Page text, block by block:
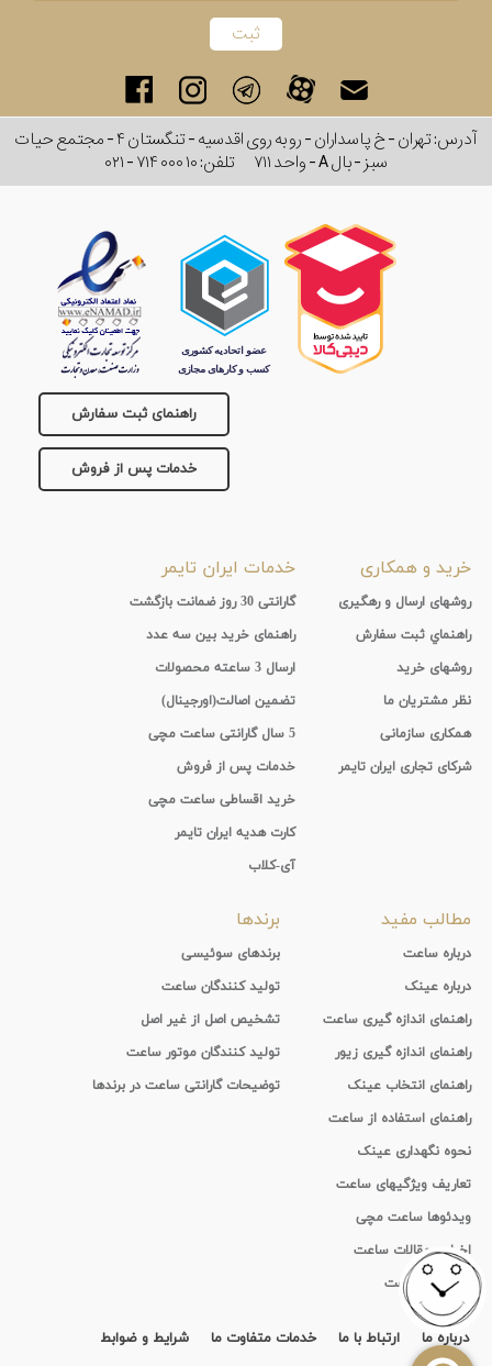
آدرس: تهران - خ پاسداران - رو به روی اقدسیه - تنگستان ۴ - مجتمع حیات
سبز - بال A - واحد ۷۱۱
تلفن:۰۲۱ - ۷۱۴ ۰۰۰ ۱۰
راهنمای ثبت سفارش
خدمات پس از فروش
خرید و همکاری
روشهای ارسال و رهگیری
راهنماي ثبت سفارش
روشهای خرید
نظر مشتریان ما
همکاری سازمانی
شرکای تجاری ایران تایمر
خدمات ایران تایمر
گارانتی 30 روز ضمانت بازگشت
راهنمای خرید بین سه عدد
ارسال 3 ساعته محصولات
تضمین اصالت(اورجینال)
5 سال گارانتی ساعت مچی
خدمات پس از فروش
خرید اقساطی ساعت مچی
کارت هدیه ایران تایمر
آی-کلاب
مطالب مفید
درباره ساعت
درباره عینک
راهنمای اندازه گیری ساعت
راهنمای اندازه گیری زیور
راهنمای انتخاب عینک
راهنمای استفاده از ساعت
نحوه نگهداری عینک
تعاریف ویژگیهای ساعت
ویدئوها ساعت مچی
اخبار و مقالات ساعت
تاریخچه ساعت
برندها
برندهای سوئیسی
تولید کنندگان ساعت
تشخیص اصل از غیر اصل
تولید کنندگان موتور ساعت
توضیحات گارانتی ساعت در برندها
درباره ما ارتباط با ما خدمات متفاوت ما
شرایط و ضوابط